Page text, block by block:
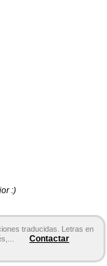
:)
traducidas. Letras en
Contactar